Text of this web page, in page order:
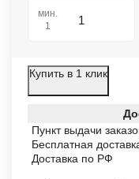
мин.
1
Купить в 1 клик
Пункт выдачи
Бесплатная
Доставка по РФ